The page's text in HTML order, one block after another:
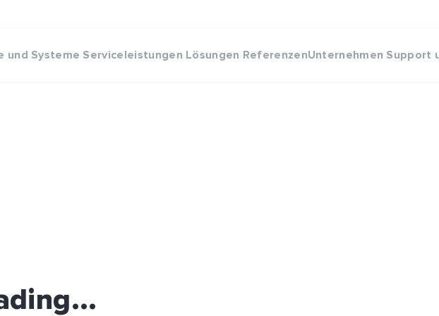
und Systeme Serviceleistungen Lösungen ReferenzenUnternehmen Support